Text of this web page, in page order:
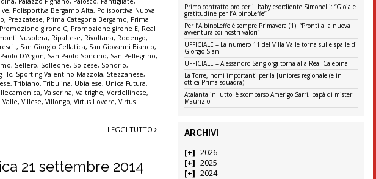
, Polisportiva Bergamo Alta, Polisportiva Nuova
, Prezzatese, Prima Categoria Bergamo, Prima
Promozione girone C, Promozione girone E, Real
Nuvolera, Ripaltese, Rivoltana, Rodengo,
, San Giorgio Cellatica, San Giovanni Bianco,
D'Argon, San Paolo Soncino, San Pellegrino,
, Sellero, Solleone, Solzese, Sondrio,
Tlc, Sporting Valentino Mazzola, Stezzanese,
,Tribiano,Tribulina, Ubialese, Unica Futura,
,Valserina,Valtrighe,Verdellinese,
Valle,Villese,Villongo,Virtus Lovere,Virtus
LEGGI TUTTO
21 settembre 2014
Primo contratto pro per il baby esordiente Simonelli: “Gioia e
gratitudine per l’AlbinoLeffe”
Per l’AlbinoLeffe è sempre Primavera (1): “Pronti alla nuova
avventura coi nostri valori”
UFFICIALE – La numero 11 del Villa Valle torna sulle spalle di
Giorgio Siani
UFFICIALE – Alessandro Sangiorgi torna alla Real Calepina
La Torre, nomi importanti per la Juniores regionale (e in
ottica Prima squadra)
Atalanta in lutto: è scomparso Amerigo Sarri, papà di mister
Maurizio
ARCHIVI
2026
2025
2024